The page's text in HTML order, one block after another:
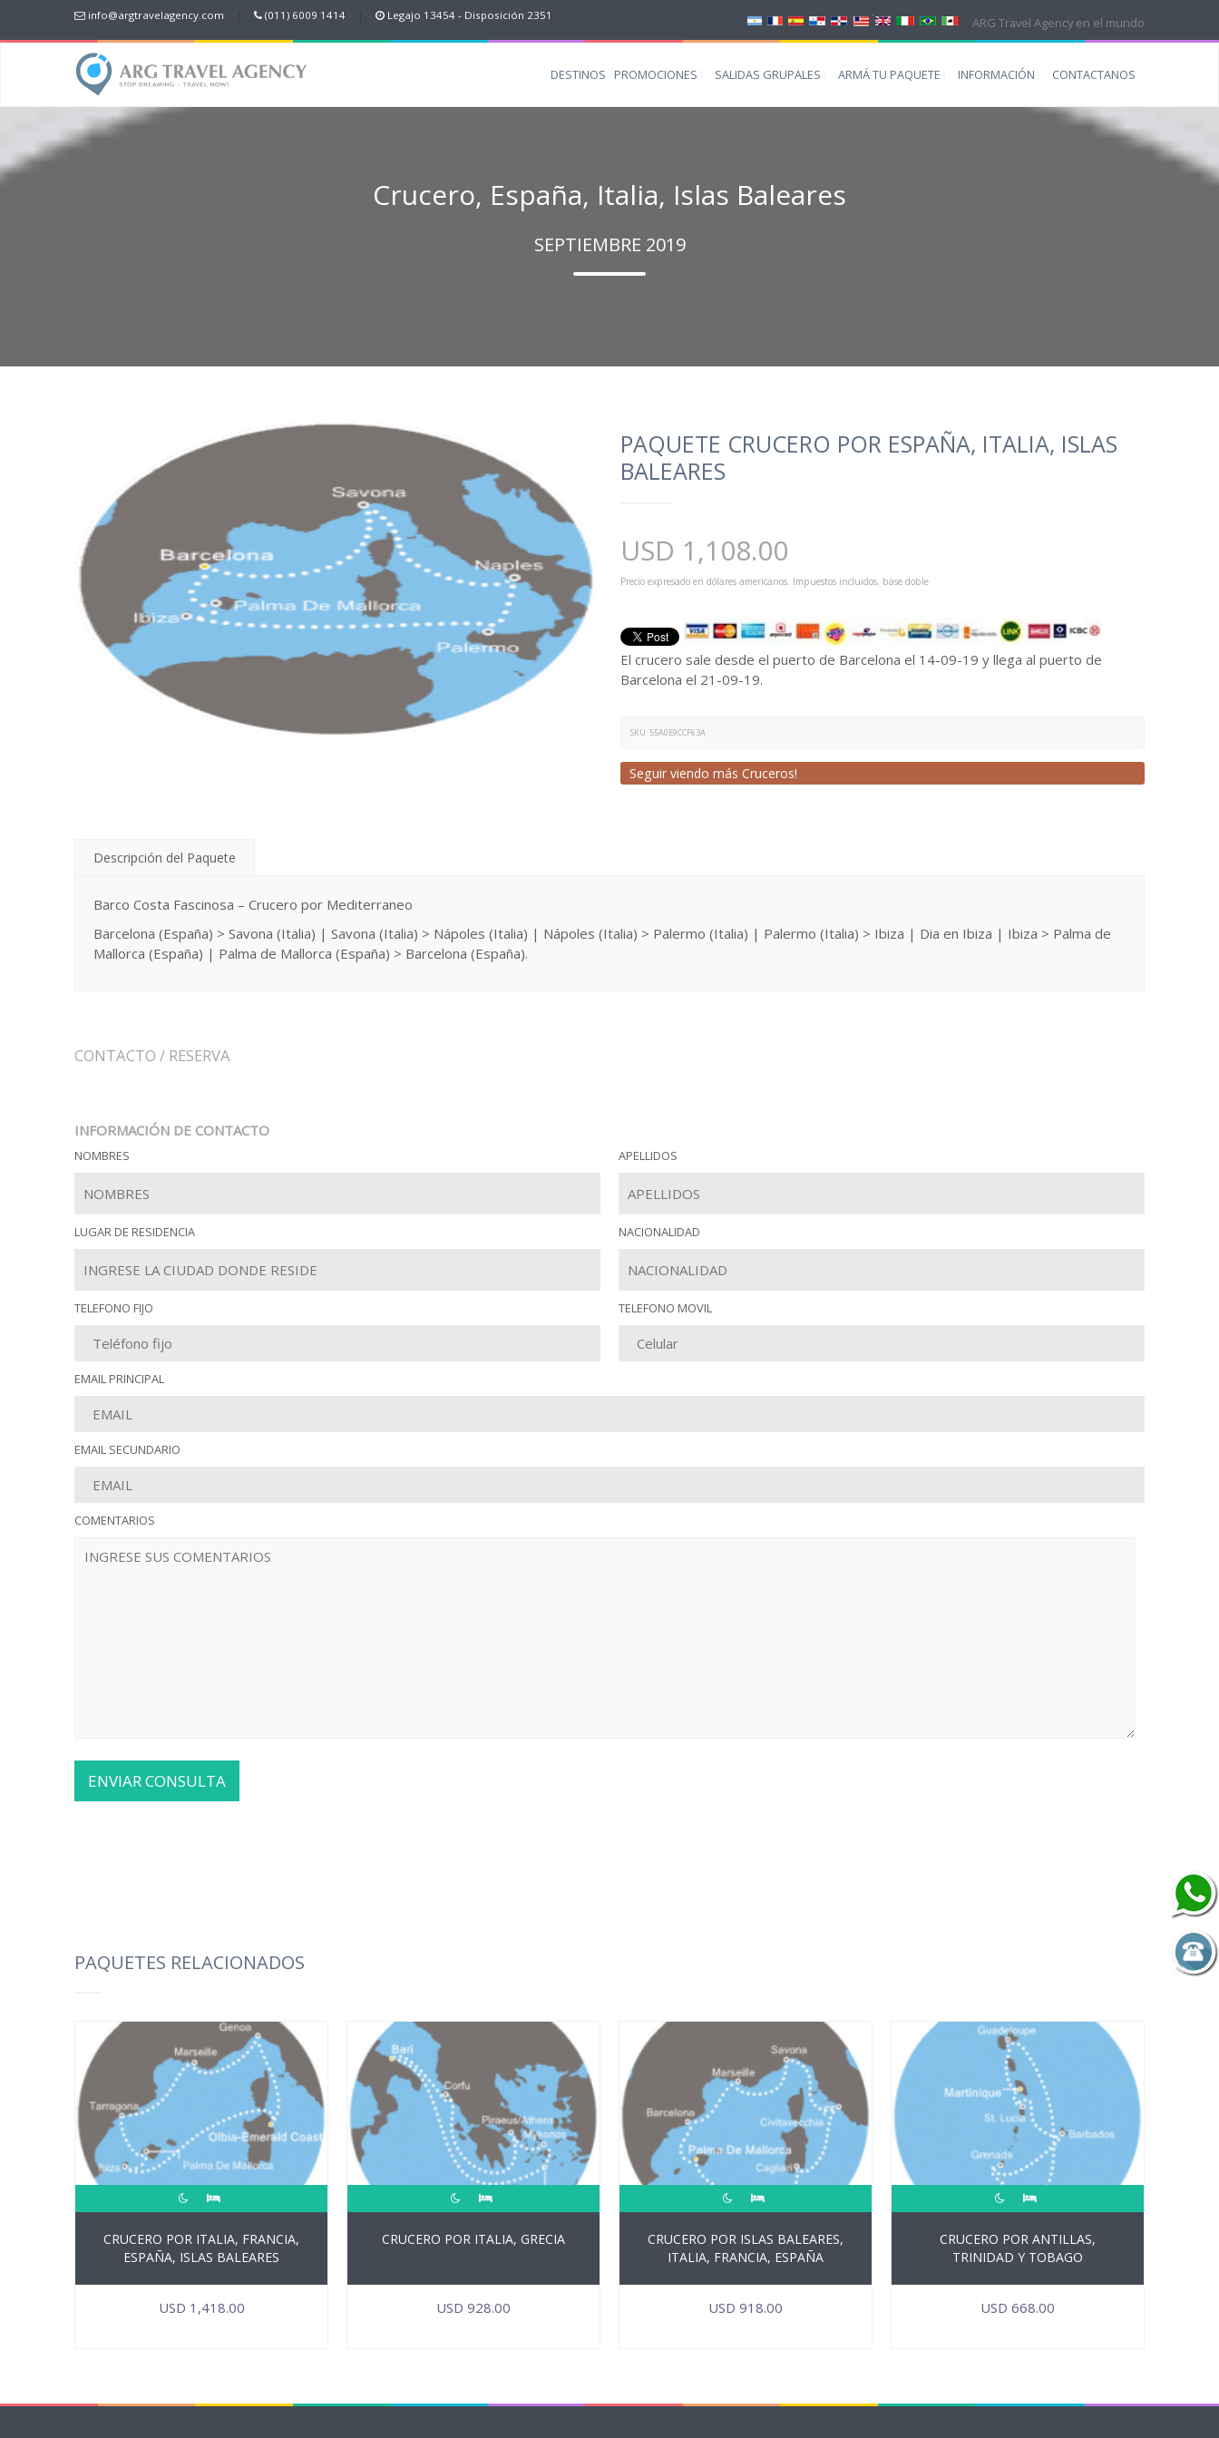
info@argtravelagency.com (011) 6009 1414 Legajo 13454 - Disposición 2351 ARG Travel Agency en el mundo
DESTINOS PROMOCIONES SALIDAS GRUPALES ARMÁ TU PAQUETE INFORMACIÓN CONTACTANOS
Crucero, España, Italia, Islas Baleares
SEPTIEMBRE 2019
PAQUETE CRUCERO POR ESPAÑA, ITALIA, ISLAS
BALEARES
USD 1,108.00
Precio expresado en dólares americanos. Impuestos incluidos, base doble
El crucero sale desde el puerto de Barcelona el 14-09-19 y llega al puerto de
Barcelona el 21-09-19.
SKU: 55A0E9CCF63A
Seguir viendo más Cruceros!
Descripción del Paquete
Barco Costa Fascinosa – Crucero por Mediterraneo
Barcelona (España) > Savona (Italia) | Savona (Italia) > Nápoles (Italia) | Nápoles (Italia) > Palermo (Italia) | Palermo (Italia) > Ibiza | Dia en Ibiza | Ibiza > Palma de
Mallorca (España) | Palma de Mallorca (España) > Barcelona (España).
CONTACTO / RESERVA
INFORMACIÓN DE CONTACTO
NOMBRES APELLIDOS
LUGAR DE RESIDENCIA NACIONALIDAD
TELEFONO FIJO TELEFONO MOVIL
EMAIL PRINCIPAL
EMAIL SECUNDARIO
COMENTARIOS
PAQUETES RELACIONADOS
CRUCERO POR ITALIA, FRANCIA,
ESPAÑA, ISLAS BALEARES
USD 1,418.00
CRUCERO POR ITALIA, GRECIA
USD 928.00
CRUCERO POR ISLAS BALEARES,
ITALIA, FRANCIA, ESPAÑA
USD 918.00
CRUCERO POR ANTILLAS,
TRINIDAD Y TOBAGO
USD 668.00